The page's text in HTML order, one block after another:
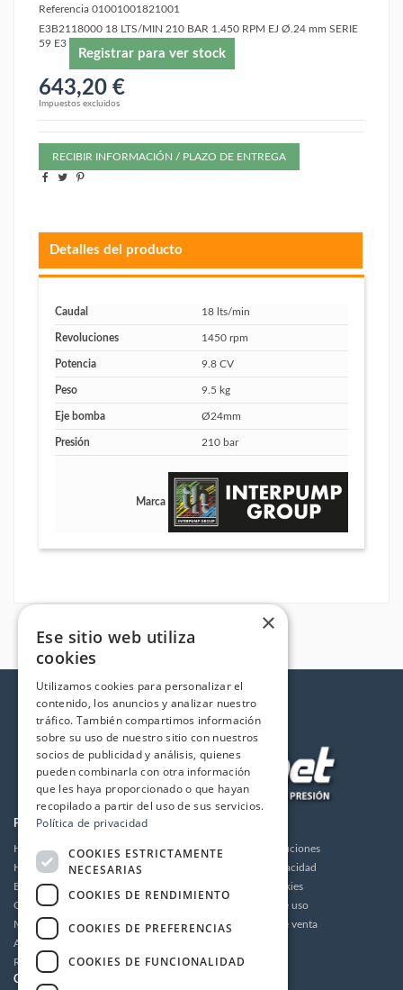
Referencia 01001001821001
E3B2118000 18 LTS/MIN 210 BAR 1.450 RPM EJ Ø.24 mm SERIE
59 E3
Registrar para ver stock
643,20 €
Impuestos excluidos
RECIBIR INFORMACIÓN / PLAZO DE ENTREGA
Detalles del producto
Caudal 18 lts/min
Revoluciones 1450 rpm
Potencia 9.8 CV
Peso 9.5 kg
Eje bomba Ø24mm
Presión 210 bar
Marca
PRODUCTOS
Hidrolimpiadoras
Humidificación
Bombas de alta presión
Grupos motor bomba alta presión
Motores
Accesorios
Recambios / Repuestos
Envios y devoluciones
Política de privacidad
Política de cookies
Condiciones de uso
Condiciones de venta
CUENTA
×
Ese sitio web utiliza
cookies
Utilizamos cookies para personalizar el
contenido, los anuncios y analizar nuestro
tráfico. También compartimos información
sobre su uso de nuestro sitio con nuestros
socios de publicidad y análisis, quienes
pueden combinarla con otra información
que les haya proporcionado o que hayan
recopilado a partir del uso de sus servicios.
Política de privacidad
COOKIES ESTRICTAMENTE
NECESARIAS
COOKIES DE RENDIMIENTO
COOKIES DE PREFERENCIAS
COOKIES DE FUNCIONALIDAD